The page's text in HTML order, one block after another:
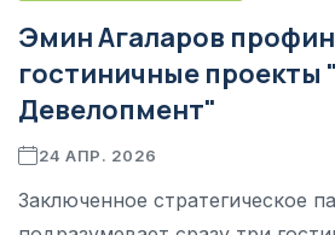
Эмин Агаларов
гостиничные проекты
Девелопмент"
24 АПР. 2026
Заключенное стратегическое